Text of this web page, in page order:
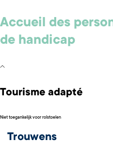
Accueil des
de handicap
Tourisme adapté
Niet toegankelijk voor rolstoelen
Trouwens